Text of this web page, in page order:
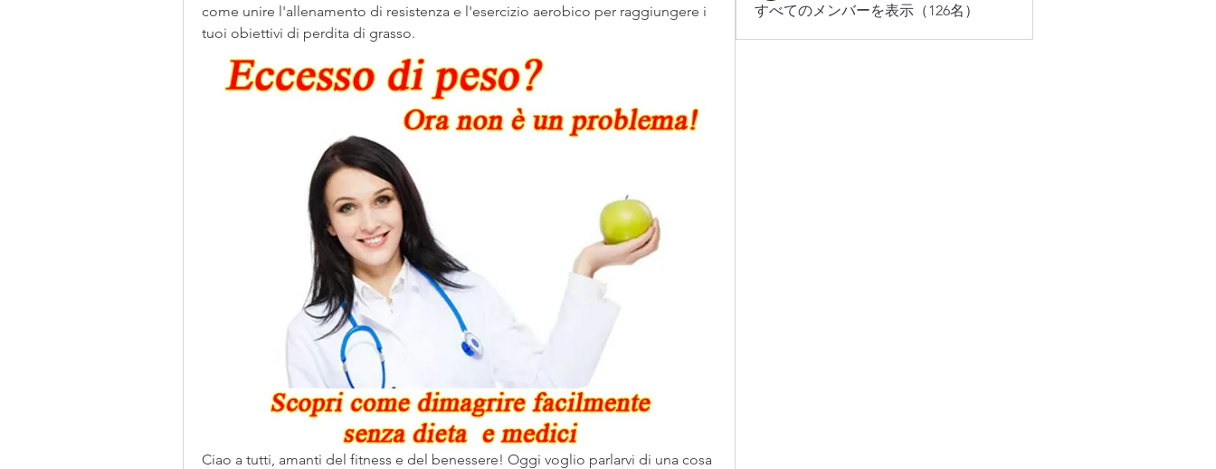
come unire l'allenamento di resistenza e l'esercizio aerobico per raggiungere i
tuoi obiettivi di perdita di grasso.
Ciao a tutti, amanti del fitness e del benessere! Oggi voglio parlarvi di una cosa
すべてのメンバーを表示（126名）